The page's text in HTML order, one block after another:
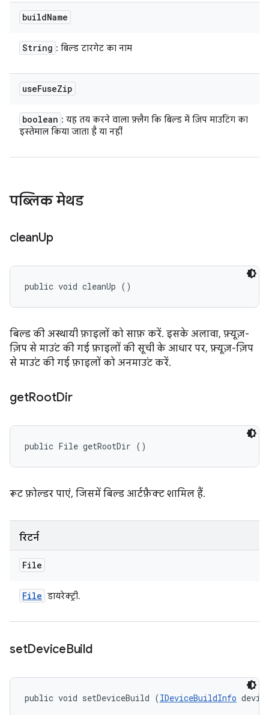
buildName
String : बिल्ड टारगेट का नाम
useFuseZip
boolean : यह तय करने वाला फ़्लैग कि बिल्ड में ज़िप माउंटिंग का
इस्तेमाल किया जाता है या नहीं
पब्लिक मेथड
cleanUp
public void cleanUp ()
बिल्ड की अस्थायी फ़ाइलों को साफ़ करें. इसके अलावा, फ़्यूज़-
ज़िप से माउंट की गई फ़ाइलों की सूची के आधार पर, फ़्यूज़-ज़िप
से माउंट की गई फ़ाइलों को अनमाउंट करें.
getRootDir
public File getRootDir ()
रूट फ़ोल्डर पाएं, जिसमें बिल्ड आर्टफ़ैक्ट शामिल हैं.
रिटर्न
File
File डायरेक्ट्री.
setDeviceBuild
public void setDeviceBuild (IDeviceBuildInfo